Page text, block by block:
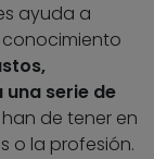
ayuda a
serie de
han de tener en
o la profesión.